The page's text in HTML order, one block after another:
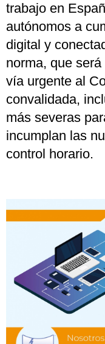
trabajo en
autónomos a
digital y
norma, que
vía urgente al
convalidada,
más severas
incumplan las
control horario.